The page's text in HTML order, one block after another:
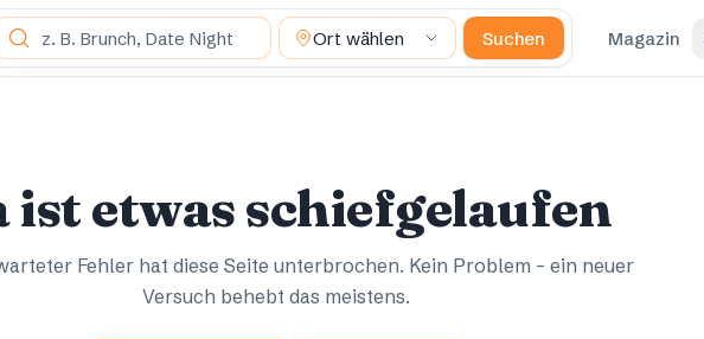
suchst du? Ort wählen Suchen Magazin
ist etwas schiefgelaufen
Fehler hat diese Seite unterbrochen. Kein Problem – ein neuer
Versuch behebt das meistens.